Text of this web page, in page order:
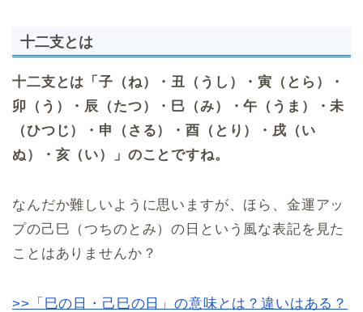
十二支とは
十二支とは「子（ね）・丑（うし）・寅（とら）・
卯（う）・辰（たつ）・巳（み）・午（うま）・未
（ひつじ）・申（さる）・酉（とり）・戌（い
ぬ）・亥（い）」のことですね。
なんだか難しいように思いますが、ほら、金運アッ
プの己巳（つちのとみ）の日という風な表記を見た
ことはありませんか？
>>「巳の日・己巳の日」の意味とは？違いはある？